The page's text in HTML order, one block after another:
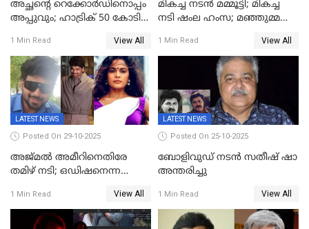
അച്ഛന്റെ റെക്കോർഡിനൊപ്പം
അപ്പുവും; ഹാട്രിക് 50 കോടി
മോഹൻലാൽ, 'ഡീയസ്
ഈറേ' കുതിപ്പ്
1 Min Read View All
മികച്ച നടൻ മമ്മൂട്ടി; മികച്ച
നടി ഷംല ഹംസ; മഞ്ഞുമ്മൽ
1 Min Read View All
LATEST NEWS
Posted On 29-10-2025
അജ്മല്‍ അമീറിനെതിരേ
തമിഴ് നടി; ഒഡിഷനെന്ന
വിളിച്ചു, മോശം പെരുമാറ്റം
1 Min Read View All
LATEST NEWS
Posted On 25-10-2025
ബോളിവുഡ് നടൻ സതീഷ് ഷാ
അന്തരിച്ചു
1 Min Read View All